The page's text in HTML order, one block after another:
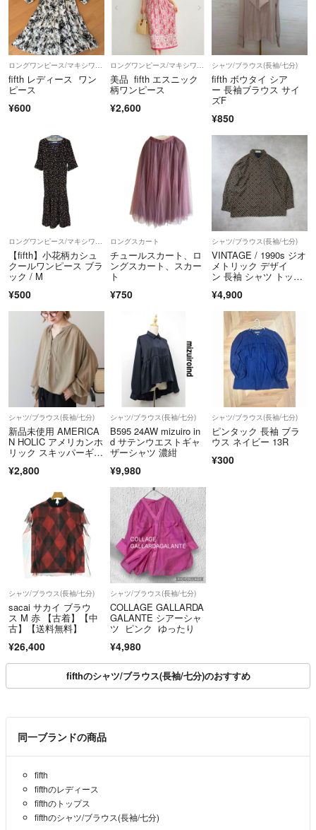
していません。
・お取り置きはしておりません。
・即購入の方を優先的にご案内します。
★素敵な商品をお届けします(o^^o)
『いつもありがとうございます♡』
✅非喫煙者です^_^
◆お互いにとってより良いお取引が出来ますことを
心より願っております(*'▽'*)
和歌山県和歌山市朝日320番地9
和田真幸
080-6170-4173
古物商番号 第651040004432
ロングワンピース/マキシワンピース
fifth レディース ワン
ピース
¥600
ロングワンピース/マキシワンピース
美品 fifth エスニック
柄ワンピース
¥2,600
シャツ/ブラウス(長袖/七分)
fifth ボウタイ シア
ー 長袖ブラウス サイ
ズF
¥850
ロングワンピース/マキシワンピース
【fifth】小花柄カシュ
クールワンピース ブラ
ック / M
¥500
ロングスカート
チュールスカート、ロ
ングスカート、スカー
ト
¥750
シャツ/ブラウス(長袖/七分)
VINTAGE / 1990s ジオ
メトリック デザイ
ン 長袖 シャツ トップ
¥4,900
シャツ/ブラウス(長袖/七分)
新品未使用 AMERICA
N HOLIC アメリカンホ
リック スキッパーギャ
¥2,800
シャツ/ブラウス(長袖/七分)
B595 24AW mizuiro in
d サテンウエストギャ
ザーシャツ 濃紺
¥9,980
シャツ/ブラウス(長袖/七分)
ピンタック 長袖 ブラ
ウス ネイビー 13R
¥300
シャツ/ブラウス(長袖/七分)
sacai サカイ ブラウ
ス M 赤 【古着】【中
古】【送料無料】
¥26,400
シャツ/ブラウス(長袖/七分)
COLLAGE GALLARDA
GALANTE シアーシャ
ツ ピンク ゆったり
¥4,980
fifthのシャツ/ブラウス(長袖/七分)のおすすめ
同一ブランドの商品
fifth
fifthのレディース
fifthのトップス
fifthのシャツ/ブラウス(長袖/七分)